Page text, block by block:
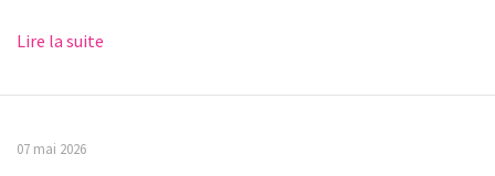
Lire la suite
07 mai 2026